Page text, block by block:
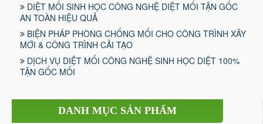
DIỆT MỐI SINH HỌC CÔNG NGHỆ DIỆT MỐI TẬN GỐC
AN TOÀN HIỆU QUẢ
BIỆN PHÁP PHÒNG CHỐNG MỐI CHO CÔNG TRÌNH XÂY
MỚI & CÔNG TRÌNH CẢI TẠO
DỊCH VỤ DIỆT MỐI CÔNG NGHỆ SINH HỌC DIỆT 100%
TẬN GỐC MỐI
DANH MỤC SẢN PHẨM